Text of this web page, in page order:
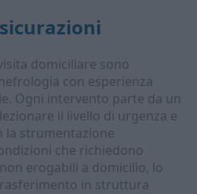
domiciliare sono
con esperienza
Ogni intervento parte da un
il livello di urgenza e
la strumentazione
che richiedono
erogabili a domicilio, lo
in struttura